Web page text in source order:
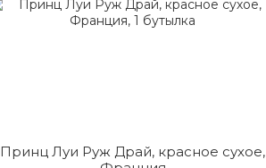
Принц Луи Руж Драй, красное сухое,